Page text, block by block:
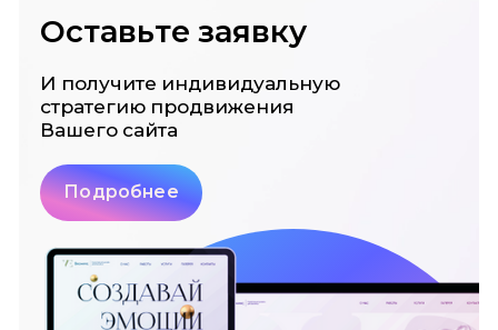
Оставьте заявку
И получите индивидуальную
стратегию продвижения
Вашего сайта
Подробнее